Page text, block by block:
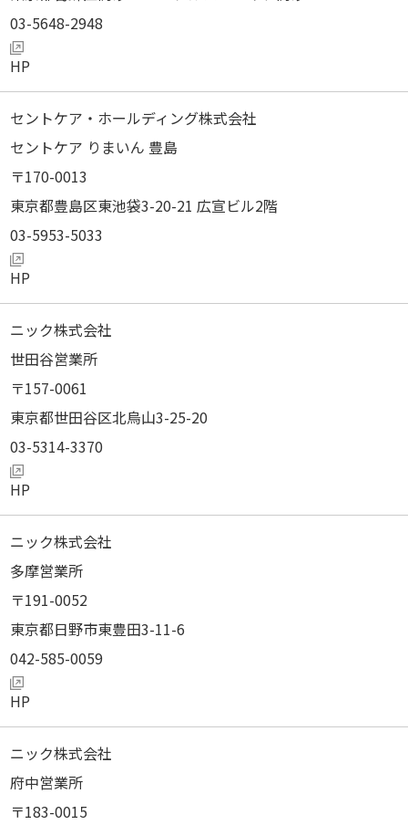
03-5648-2948
セントケア・ホールディング株式会社
セントケア りまいん 豊島
170-0013
東京都豊島区東池袋3-20-21 広宣ビル2階
03-5953-5033
ニック株式会社
世田谷営業所
157-0061
東京都世田谷区北烏山3-25-20
03-5314-3370
ニック株式会社
多摩営業所
191-0052
東京都日野市東豊田3-11-6
042-585-0059
ニック株式会社
府中営業所
183-0015